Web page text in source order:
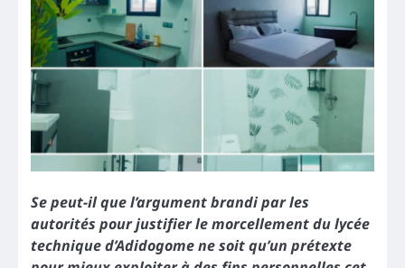
Se peut-il que l’argument brandi par les
autorités pour justifier le morcellement du lycée
technique d’Adidogome ne soit qu’un prétexte